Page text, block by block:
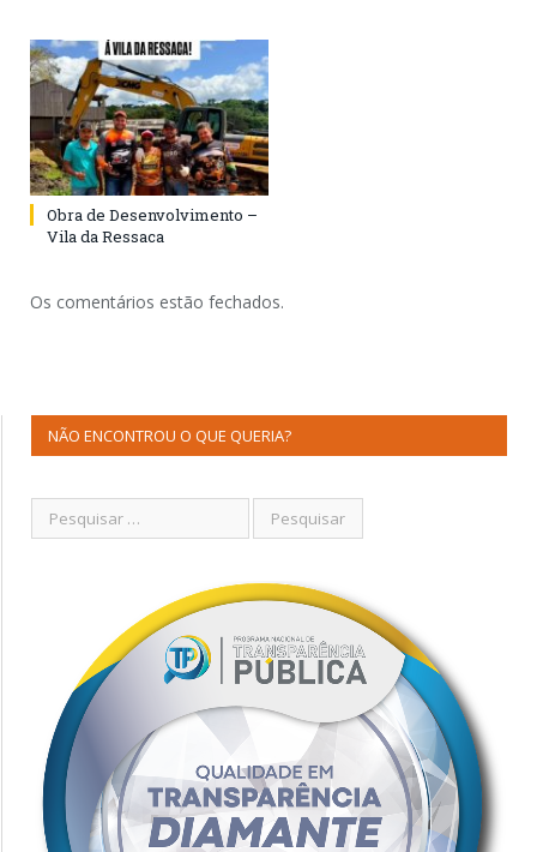
Obra de Desenvolvimento –
Vila da Ressaca
Os comentários estão fechados.
NÃO ENCONTROU O QUE QUERIA?